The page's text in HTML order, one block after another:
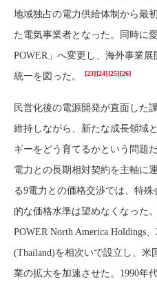
地域独占の電力供給体制から最
た電気事業者となった。同時に
POWER」へ変更し、海外事業
統一を図った。
[23][24][25][26]
民営化後の電源開発が直面した
維持しながら、新たな成長領域
ギーをどう育てるかという問題
電力との長期相対契約を主軸に
る9電力との価格交渉では、特
的な価格水準は望めなくなった
POWER North America Holdings
(Thailand)を相次いで設立し、米
業の拡大を加速させた。1990年